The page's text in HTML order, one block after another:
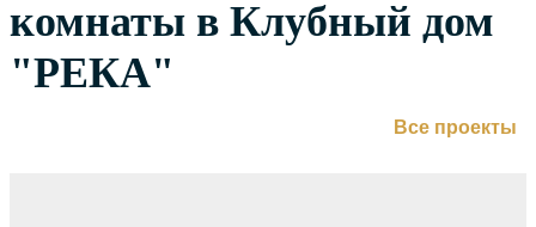
комнаты в Клубный дом
"РЕКА"
Все проекты